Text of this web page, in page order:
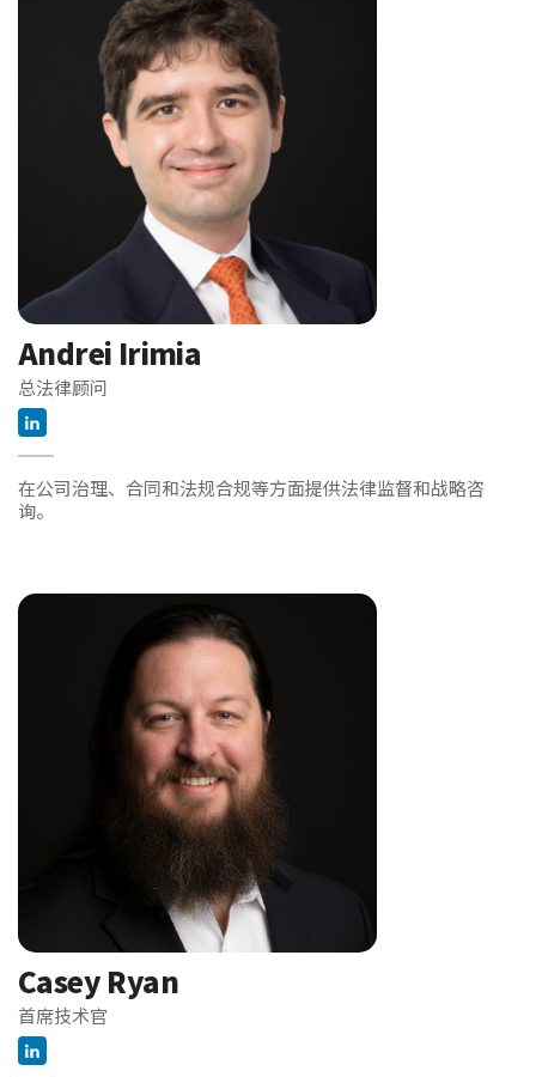
Andrei Irimia
总法律顾问
在公司治理、合同和法规合规等方面提供法律监督和战略咨
询。
Casey Ryan
首席技术官